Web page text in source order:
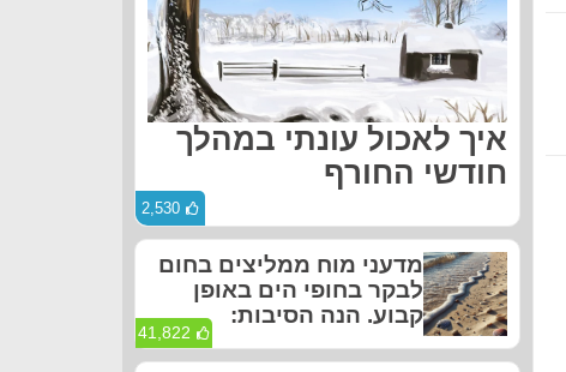
איך לאכול עונתי במהלך
חודשי החורף
2,530
מדעני מוח ממליצים בחום
לבקר בחופי הים באופן
קבוע. הנה הסיבות:
41,822